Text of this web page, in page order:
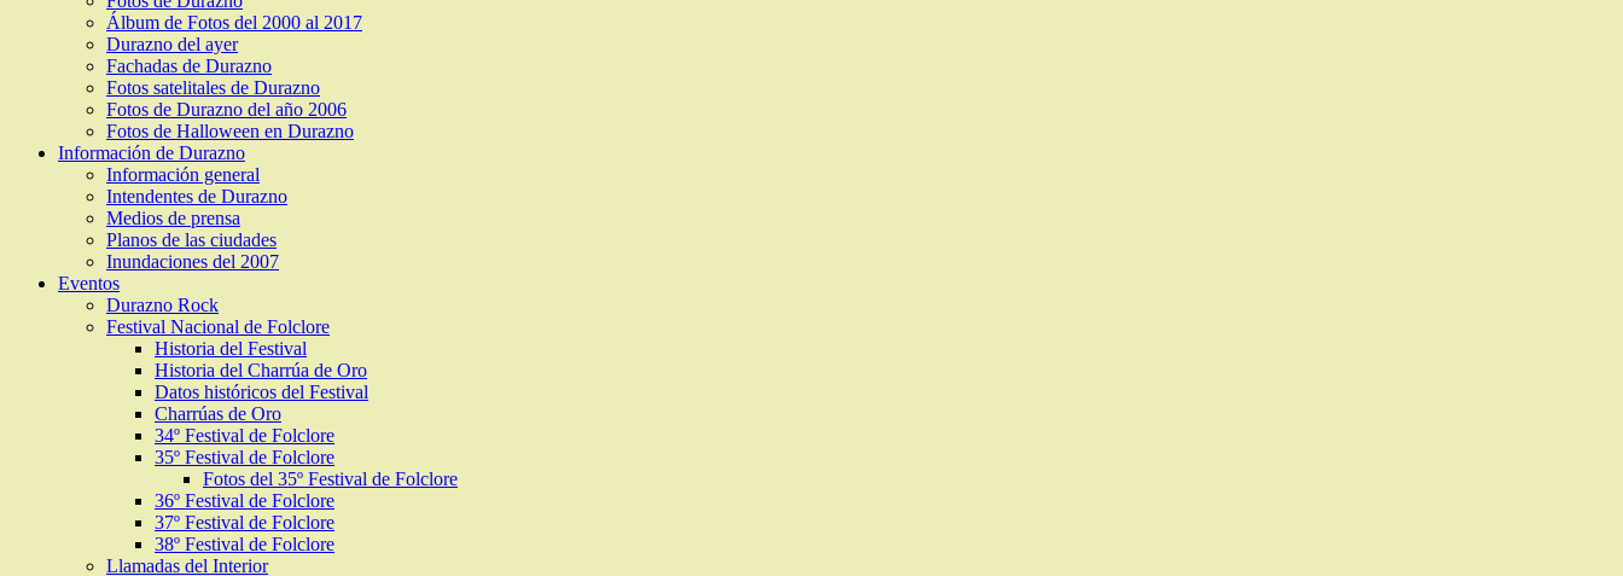
Álbum de Fotos del 2000 al 2017
Durazno del ayer
Fachadas de Durazno
Fotos satelitales de Durazno
Fotos de Durazno del año 2006
Fotos de Halloween en Durazno
Información de Durazno
Información general
Intendentes de Durazno
Medios de prensa
Planos de las ciudades
Inundaciones del 2007
Eventos
Durazno Rock
Festival Nacional de Folclore
Historia del Festival
Historia del Charrúa de Oro
Datos históricos del Festival
Charrúas de Oro
34º Festival de Folclore
35º Festival de Folclore
Fotos del 35º Festival de Folclore
36º Festival de Folclore
37º Festival de Folclore
38º Festival de Folclore
Llamadas del Interior